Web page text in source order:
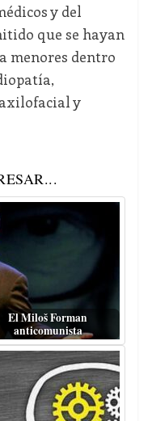
y del
que se hayan
menores dentro
y
El Miloš Forman
anticomunista